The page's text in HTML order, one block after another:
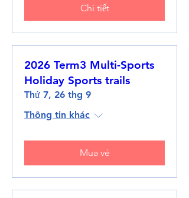
Chi tiết
2026 Term3 Multi-Sports
Holiday Sports trails
Thứ 7, 26 thg 9
Thông tin khác
Mua vé